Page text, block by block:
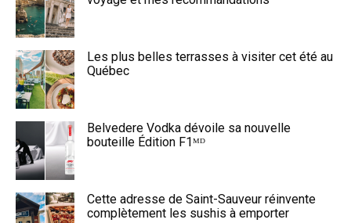
Les plus belles terrasses à visiter cet été au
Québec
Belvedere Vodka dévoile sa nouvelle
bouteille Édition F1ᴹᴰ
Cette adresse de Saint-Sauveur réinvente
complètement les sushis à emporter